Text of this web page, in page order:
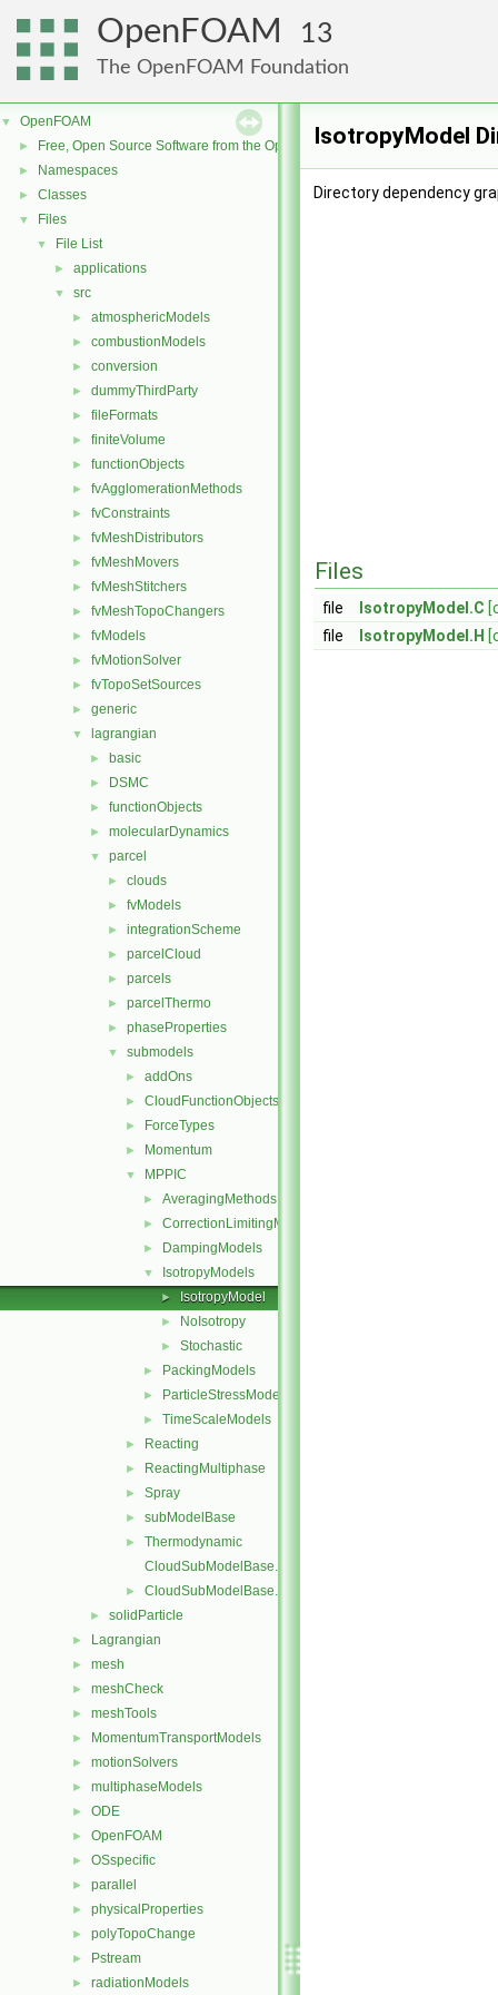
OpenFOAM 13
The OpenFOAM Foundation
▼ OpenFOAM
► Free, Open Source Software from the OpenFOAM Foundation
► Namespaces
► Classes
▼ Files
▼ File List
► applications
▼ src
► atmosphericModels
► combustionModels
► conversion
► dummyThirdParty
► fileFormats
► finiteVolume
► functionObjects
► fvAgglomerationMethods
► fvConstraints
► fvMeshDistributors
► fvMeshMovers
► fvMeshStitchers
► fvMeshTopoChangers
► fvModels
► fvMotionSolver
► fvTopoSetSources
► generic
▼ lagrangian
► basic
► DSMC
► functionObjects
► molecularDynamics
▼ parcel
► clouds
► fvModels
► integrationScheme
► parcelCloud
► parcels
► parcelThermo
► phaseProperties
▼ submodels
► addOns
► CloudFunctionObjects
► ForceTypes
► Momentum
▼ MPPIC
► AveragingMethods
► CorrectionLimitingMethods
► DampingModels
▼ IsotropyModels
► IsotropyModel
► NoIsotropy
► Stochastic
► PackingModels
► ParticleStressModels
► TimeScaleModels
► Reacting
► ReactingMultiphase
► Spray
► subModelBase
►
Thermodynamic
CloudSubModelBase.C
► CloudSubModelBase.H
► solidParticle
► Lagrangian
► mesh
► meshCheck
► meshTools
► MomentumTransportModels
► motionSolvers
► multiphaseModels
► ODE
► OpenFOAM
► OSspecific
► parallel
► physicalProperties
► polyTopoChange
► Pstream
► radiationModels
IsotropyModel
Directory dependency
Files
file IsotropyModel.C
file
IsotropyModel.H